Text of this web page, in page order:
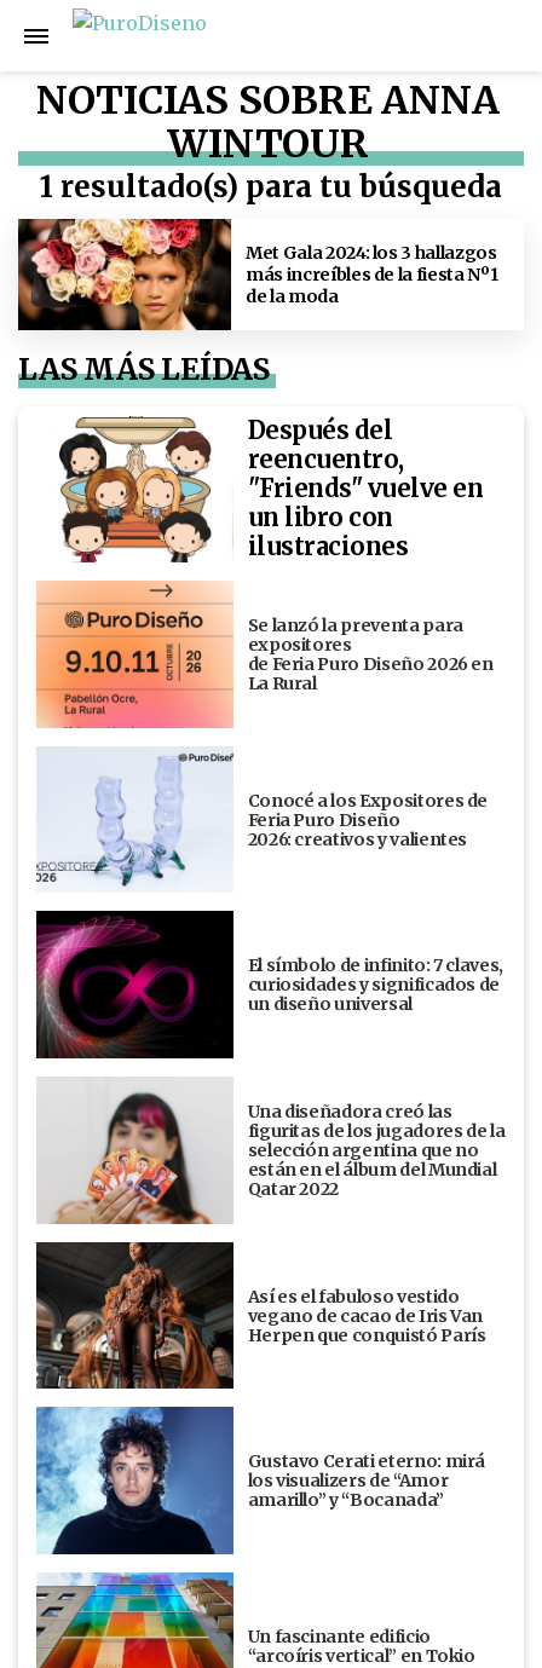
NOTICIAS SOBRE ANNA
WINTOUR
1 resultado(s) para tu búsqueda
Met Gala 2024: los 3 hallazgos
más increíbles de la fiesta Nº1
de la moda
LAS MÁS LEÍDAS
Después del
reencuentro,
"Friends" vuelve en
un libro con
ilustraciones
Se lanzó la preventa para
expositores
de Feria Puro Diseño 2026 en
La Rural
Conocé a los Expositores de
Feria Puro Diseño
2026: creativos y valientes
El símbolo de infinito: 7 claves,
curiosidades y significados de
un diseño universal
Una diseñadora creó las
figuritas de los jugadores de la
selección argentina que no
están en el álbum del Mundial
Qatar 2022
Así es el fabuloso vestido
vegano de cacao de Iris Van
Herpen que conquistó París
Gustavo Cerati eterno: mirá
los visualizers de “Amor
amarillo” y “Bocanada”
Un fascinante edificio
“arcoíris vertical” en Tokio